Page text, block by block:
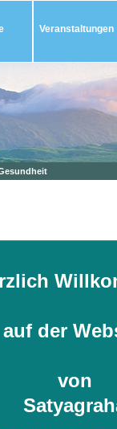
Veranstaltungen
auf der
von